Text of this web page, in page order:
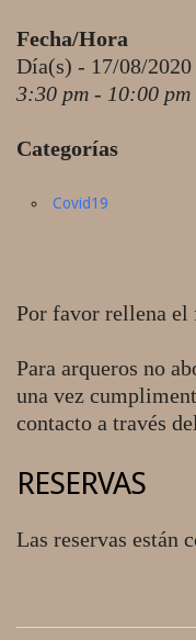
Fecha/Hora
Día(s) - 17/08/2020
3:30 pm - 10:00 pm
Categorías
Covid19
Por favor rellena
Para arqueros no
una vez
contacto a través
RESERVAS
Las reservas están